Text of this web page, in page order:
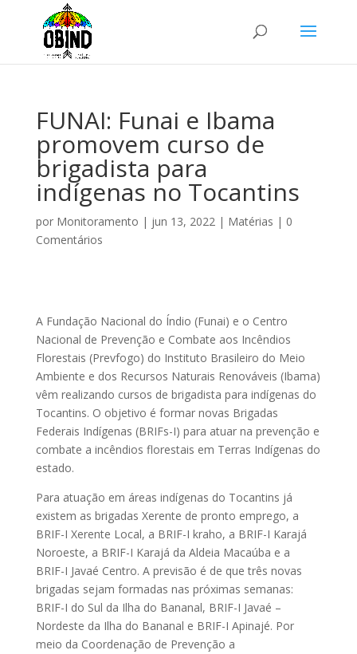
FUNAI: Funai e Ibama
promovem curso de
brigadista para
indígenas no Tocantins
por Monitoramento | jun 13, 2022| Matérias | 0
Comentários
A Fundação Nacional do Índio (Funai) e o Centro
Nacional de Prevenção e Combate aos Incêndios
Florestais (Prevfogo) do Instituto Brasileiro do Meio
Ambiente e dos Recursos Naturais Renováveis (Ibama)
vêm realizando cursos de brigadista para indígenas do
Tocantins. O objetivo é formar novas Brigadas
Federais Indígenas (BRIFs-I) para atuar na prevenção e
combate a incêndios florestais em Terras Indígenas do
estado.
Para atuação em áreas indígenas do Tocantins já
existem as brigadas Xerente de pronto emprego, a
BRIF-I Xerente Local, a BRIF-I kraho, a BRIF-I Karajá
Noroeste, a BRIF-I Karajá da Aldeia Macaúba e a
BRIF-I Javaé Centro. A previsão é de que três novas
brigadas sejam formadas nas próximas semanas:
BRIF-I do Sul da Ilha do Bananal, BRIF-I Javaé –
Nordeste da Ilha do Bananal e BRIF-I Apinajé. Por
meio da Coordenação de Prevenção a